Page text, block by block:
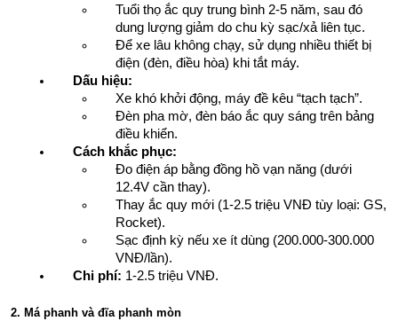
Tuổi thọ ắc quy trung bình 2-5 năm, sau đó
dung lượng giảm do chu kỳ sạc/xả liên tục.
Để xe lâu không chạy, sử dụng nhiều thiết bị
điện (đèn, điều hòa) khi tắt máy.
Dấu hiệu:
Xe khó khởi động, máy đề kêu “tạch tạch”.
Đèn pha mờ, đèn báo ắc quy sáng trên bảng
điều khiển.
Cách khắc phục:
Đo điện áp bằng đồng hồ vạn năng (dưới
12.4V cần thay).
Thay ắc quy mới (1-2.5 triệu VNĐ tùy loại: GS,
Rocket).
Sạc định kỳ nếu xe ít dùng (200.000-300.000
VNĐ/lần).
Chi phí: 1-2.5 triệu VNĐ.
2. Má phanh và đĩa phanh mòn